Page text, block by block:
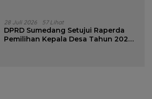
28 Juli 2026 57 Lihat
DPRD Sumedang Setujui Raperda
Pemilihan Kepala Desa Tahun 2026